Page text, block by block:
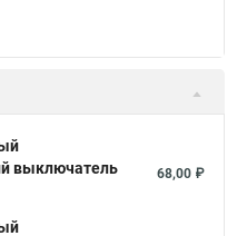
выключатель
68,00 ₽